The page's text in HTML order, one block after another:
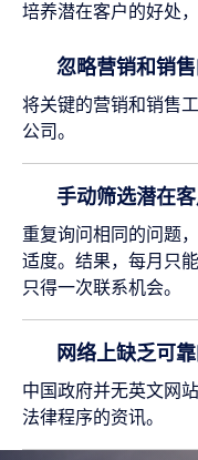
培养潜在客户的好处
忽略营销和销
将关键的营销和销售
公司。
手动筛选潜在
重复询问相同的问题
适度。结果，每月只
只得一次联系机会。
网络上缺乏可
中国政府并无英文网
法律程序的资讯。